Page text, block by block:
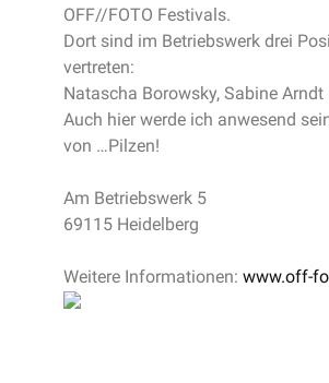
OFF//FOTO Festivals.
Dort sind im Betriebswerk drei
vertreten:
Natascha Borowsky, Sabine Arndt
Auch hier werde ich anwesend
von …Pilzen!
Am Betriebswerk 5
69115 Heidelberg
Weitere Informationen: www.off-